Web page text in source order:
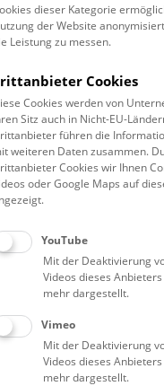
Reality
für Familien durch die
Show auf Deck 50 macht
Welt der Dinosaurier
sind wild und stecken
Lerne Bewohner im
hör genau hin. Kannst
dieser Kategorie
der Website
Leistung zu messen.
Cookies
Cookies werden von
Sitz auch in Nicht-EU-
führen die
weiteren Daten zusammen.
Cookies wir Ihnen
oder Google Maps auf
YouTube
Mit der Deaktivierung
Videos dieses
mehr dargestellt.
Vimeo
Mit der Deaktivierung
Videos dieses
mehr dargestellt.